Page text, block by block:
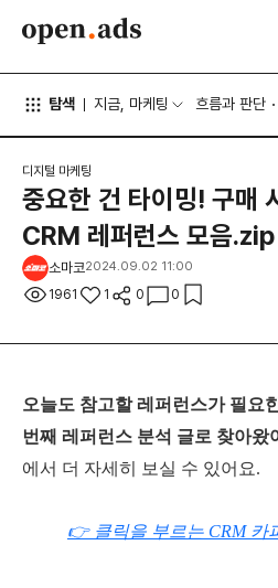
탐색 지금, 마케팅 흐름과 판단
디지털 마케팅
중요한 건 타이밍! 구매
CRM 레퍼런스 모음.zip
소마코2024.09.02 11:00
1961 1 0 0
오늘도 참고할 레퍼런스가 필요
번째 레퍼런스 분석 글로 찾아왔
에서 더 자세히 보실 수 있어요.
👉 클릭을 부르는 CRM 카